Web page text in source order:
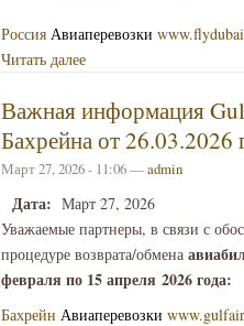
Россия Авиаперевозки
Читать далее
Важная информация
Бахрейна от 26.03.2026
Март 27, 2026 - 11:06 —admin
Дата: Март 27, 2026
Уважаемые партнеры, в связи с
процедуре возврата/обмена
февраля по 15 апреля 2026 года:
Бахрейн Авиаперевозки